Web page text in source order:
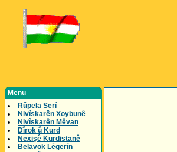
Menu
Rûpela Serî
Nivîskarên Xoybunê
Nivîskarên Mêvan
Dîrok û Kurd
Nexişê Kurdistanê
Belavok Lêgerîn